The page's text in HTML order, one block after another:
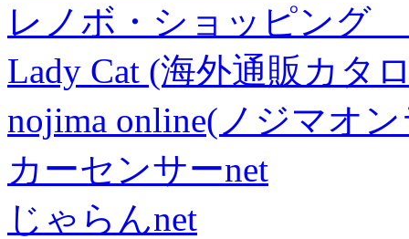
レノボ・ショッピング
Lady Cat (海外通販カタ
nojima online(ノジマオ
カーセンサーnet
じゃらんnet